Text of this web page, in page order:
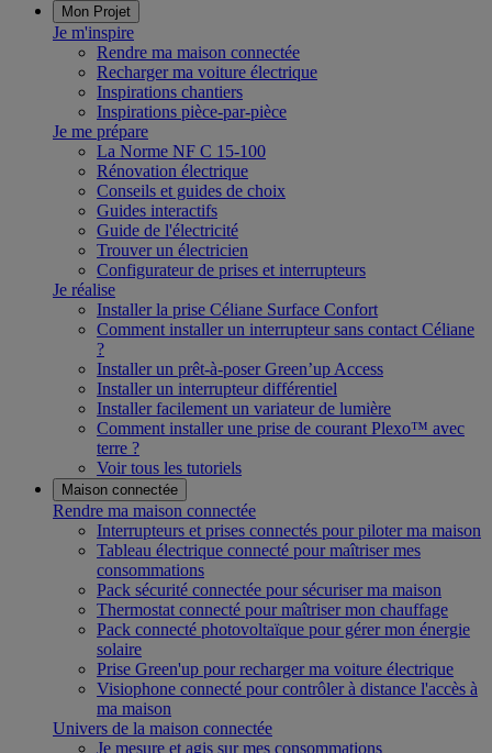
Mon Projet
Je m'inspire
Rendre ma maison connectée
Recharger ma voiture électrique
Inspirations chantiers
Inspirations pièce-par-pièce
Je me prépare
La Norme NF C 15-100
Rénovation électrique
Conseils et guides de choix
Guides interactifs
Guide de l'électricité
Trouver un électricien
Configurateur de prises et interrupteurs
Je réalise
Installer la prise Céliane Surface Confort
Comment installer un interrupteur sans contact Céliane
?
Installer un prêt-à-poser Green’up Access
Installer un interrupteur différentiel
Installer facilement un variateur de lumière
Comment installer une prise de courant Plexo™ avec
terre ?
Voir tous les tutoriels
Maison connectée
Rendre ma maison connectée
Interrupteurs et prises connectés pour piloter ma maison
Tableau électrique connecté pour maîtriser mes
consommations
Pack sécurité connectée pour sécuriser ma maison
Thermostat connecté pour maîtriser mon chauffage
Pack connecté photovoltaïque pour gérer mon énergie
solaire
Prise Green'up pour recharger ma voiture électrique
Visiophone connecté pour contrôler à distance l'accès à
ma maison
Univers de la maison connectée
Je mesure et agis sur mes consommations